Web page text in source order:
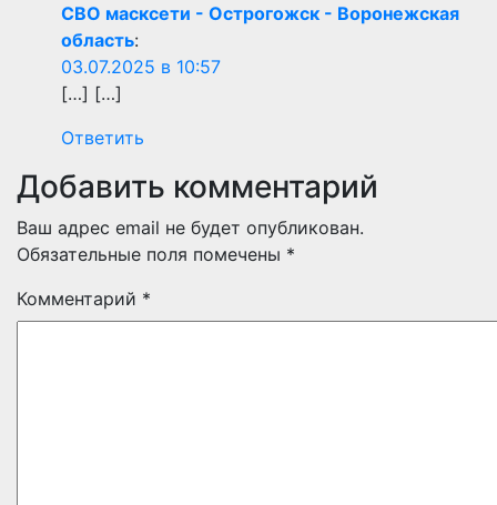
СВО масксети - Острогожск - Воронежская
область:
03.07.2025 в 10:57
[…] […]
Ответить
Добавить комментарий
Ваш адрес email не будет опубликован.
Обязательные поля помечены *
Комментарий *